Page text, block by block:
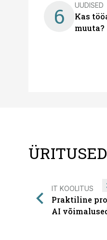
6 UUDISED
Kas
muuta?
ÜRITUSED
IT KOOLITUS
Praktiline
AI